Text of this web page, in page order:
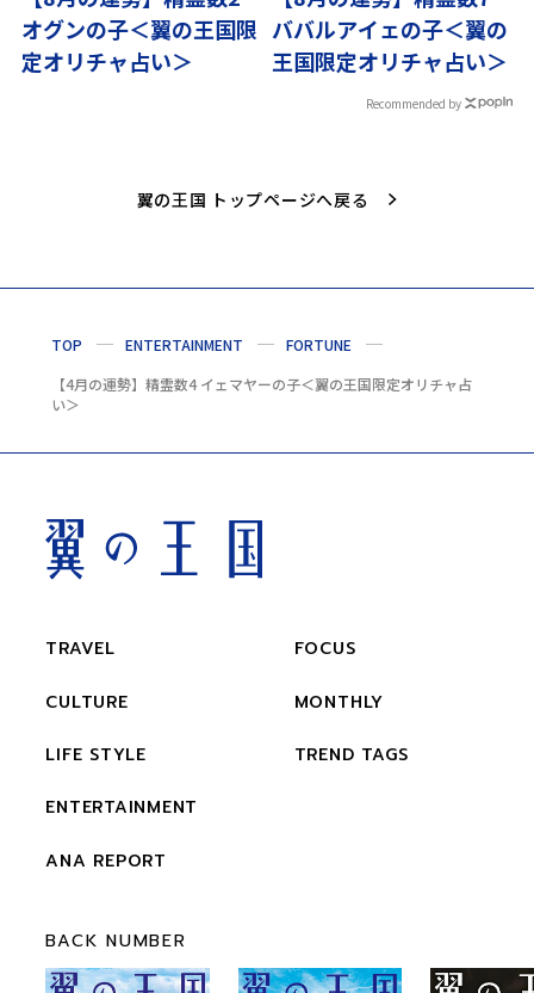
オグンの子＜翼の王国限
定オリチャ占い＞
ババルアイェの子＜翼の
王国限定オリチャ占い＞
Recommended by
翼の王国 トップページへ戻る
TOP ENTERTAINMENT
FORTUNE
【4月の運勢】精霊数4 イェマヤーの子＜翼の王国限定オリチャ占
い＞
TRAVEL
CULTURE
LIFE STYLE
ENTERTAINMENT
ANA REPORT
FOCUS
MONTHLY
TREND TAGS
BACK NUMBER